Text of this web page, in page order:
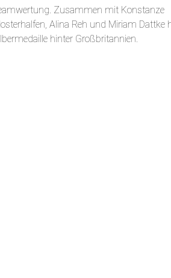
Zusammen mit Konstanze
Alina Reh und Miriam Dattke
hinter Großbritannien.